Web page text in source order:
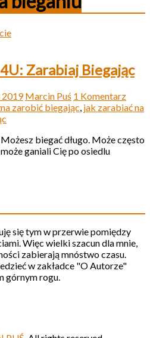
Zarabiaj Biegając
2019 Marcin Puś 1 Komentarz
zarobić biegając, jak zarabiać na
biegać długo. Może często
ganiali Cię po osiedlu
się tym w przerwie pomiędzy
Więc wielki szacun dla mnie,
zabierają mnóstwo czasu.
w zakładce "O Autorze"
górnym rogu.